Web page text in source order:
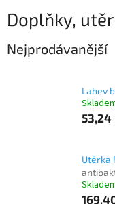
Doplňky,
Nejprodávanější
Lahev
53,24
Utěrka